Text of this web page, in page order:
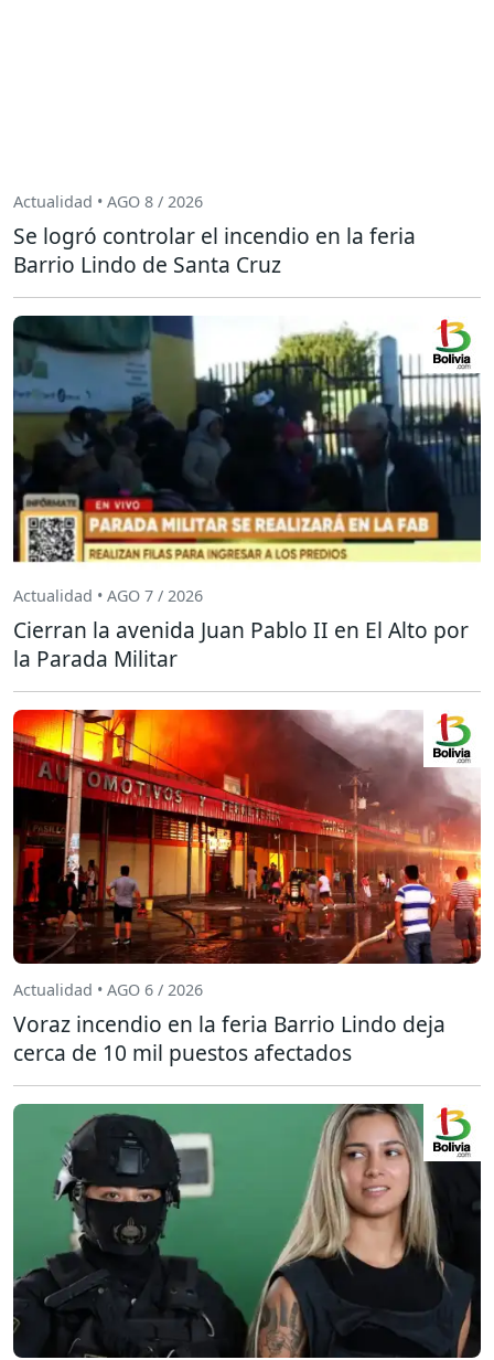
Actualidad • AGO 8 / 2026
Se logró controlar el incendio en la feria
Barrio Lindo de Santa Cruz
Actualidad • AGO 7 / 2026
Cierran la avenida Juan Pablo II en El Alto por
la Parada Militar
Actualidad • AGO 6 / 2026
Voraz incendio en la feria Barrio Lindo deja
cerca de 10 mil puestos afectados